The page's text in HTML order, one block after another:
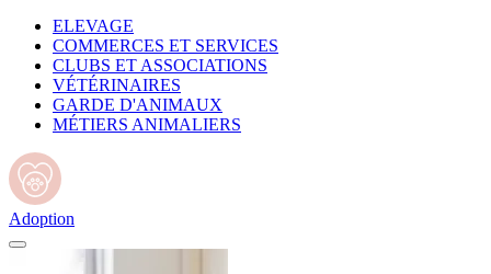
ELEVAGE
COMMERCES ET SERVICES
CLUBS ET ASSOCIATIONS
VÉTÉRINAIRES
GARDE D'ANIMAUX
MÉTIERS ANIMALIERS
Adoption